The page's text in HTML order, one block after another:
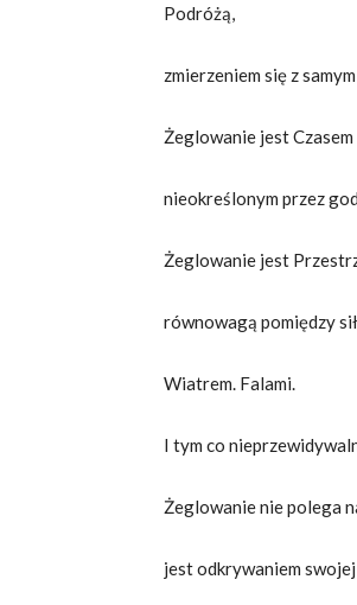
Podróżą,
zmierzeniem się z
Żeglowanie jest Czasem
nieokreślonym przez
Żeglowanie jest
równowagą pomiędzy
Wiatrem. Falami.
I tym co
Żeglowanie nie polega
jest odkrywaniem